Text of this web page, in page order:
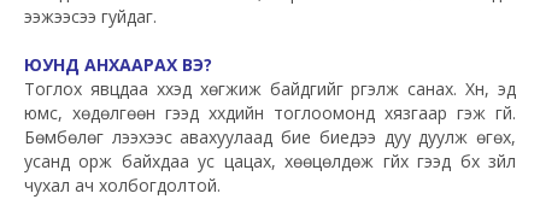
ээжээсээ гуйдаг.
ЮУНД АНХААРАХ ВЭ?
Тоглох явцдаа хүүхэд хөгжиж байдгийг үргэлж санах. Хүн, эд
юмс, хөдөлгөөн гээд хүүхдийн тоглоомонд хязгаар гэж үгүй.
Бөмбөлөг үлээхээс авахуулаад бие биедээ дуу дуулж өгөх,
усанд орж байхдаа ус цацах, хөөцөлдөж гүйх гээд бүх зүйл
чухал ач холбогдолтой.